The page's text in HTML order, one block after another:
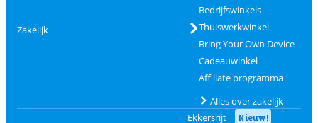
Zakelijk
Bedrijfswinkels
Thuiswerkwinkel
Bring Your Own Device
Cadeauwinkel
Affiliate programma
Alles over zakelijk
Ekkersrijt
Nieuw!